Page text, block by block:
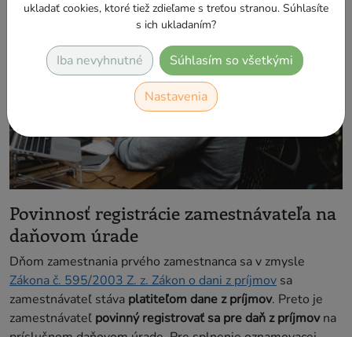
Povinnosť registrácie zamestnávateľa na
daňovom úrade
Dňom zamestnania prvého zamestnanca sa v zmysle
Zákona č. 595/2003 Z. z. Zákon o dani z príjmov sa
zamestnávateľ stáva platiteľom dane z príjmov. Preto je
zamestnávateľ povinný registrovať sa pre daň z príjmovna
ukladať cookies, ktoré tiež zdieľame s treťou stranou. Súhlasíte
s ich ukladaním?
Iba nevyhnutné Súhlasím so všetkými
Nastavenia